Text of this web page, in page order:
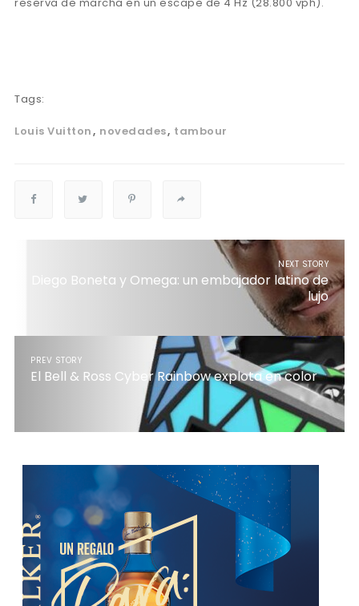
Tags:
Louis Vuitton novedades tambour
NEXT STORY
Diego Boneta y Omega: un embajador latino de
lujo
PREV STORY
El Bell & Ross Cyber Rainbow explota en color